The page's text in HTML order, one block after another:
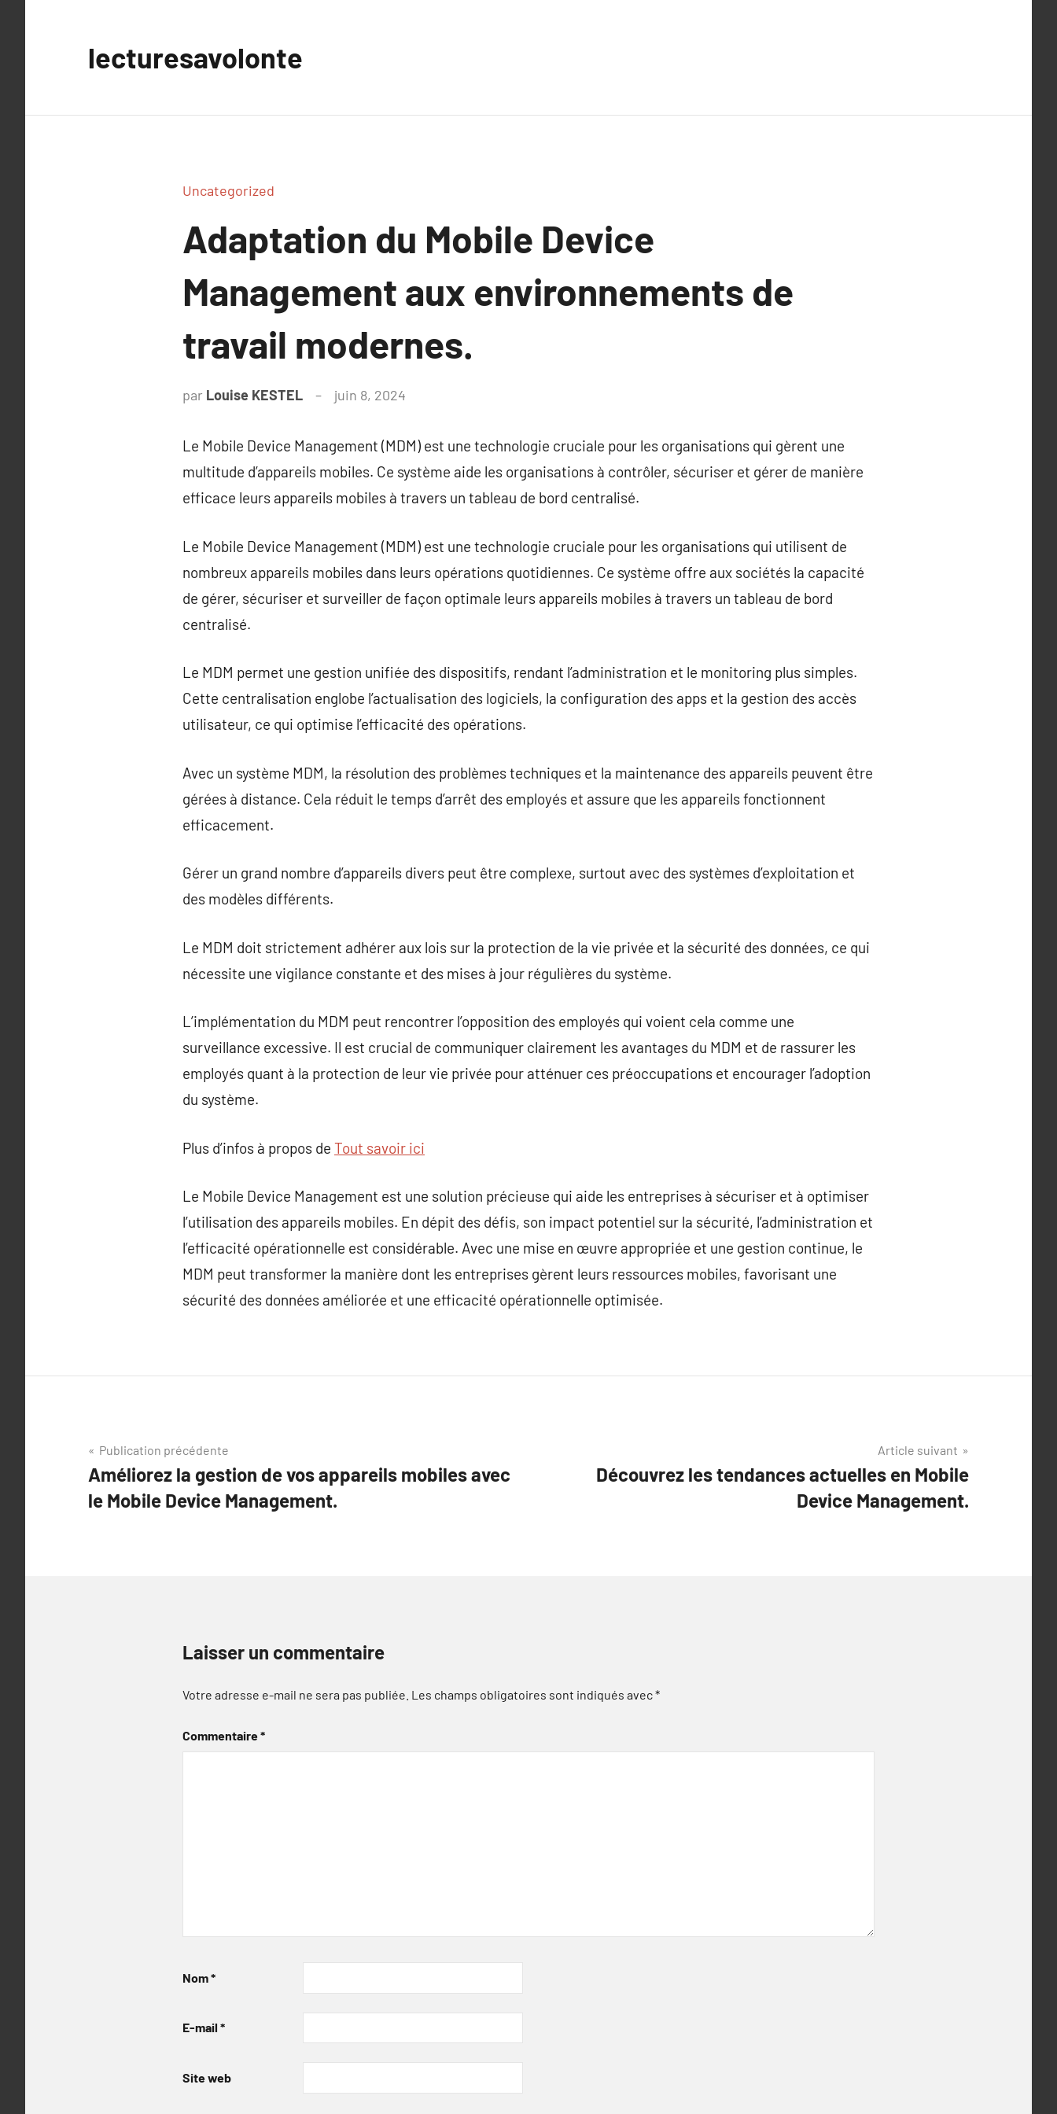
lecturesavolonte
Uncategorized
Adaptation du Mobile Device
Management aux environnements de
travail modernes.
par Louise KESTEL juin 8, 2024
Le Mobile Device Management (MDM) est une technologie cruciale pour les organisations qui gèrent une
multitude d’appareils mobiles. Ce système aide les organisations à contrôler, sécuriser et gérer de manière
efficace leurs appareils mobiles à travers un tableau de bord centralisé.
Le Mobile Device Management (MDM) est une technologie cruciale pour les organisations qui utilisent de
nombreux appareils mobiles dans leurs opérations quotidiennes. Ce système offre aux sociétés la capacité
de gérer, sécuriser et surveiller de façon optimale leurs appareils mobiles à travers un tableau de bord
centralisé.
Le MDM permet une gestion unifiée des dispositifs, rendant l’administration et le monitoring plus simples.
Cette centralisation englobe l’actualisation des logiciels, la configuration des apps et la gestion des accès
utilisateur, ce qui optimise l’efficacité des opérations.
Avec un système MDM, la résolution des problèmes techniques et la maintenance des appareils peuvent être
gérées à distance. Cela réduit le temps d’arrêt des employés et assure que les appareils fonctionnent
efficacement.
Gérer un grand nombre d’appareils divers peut être complexe, surtout avec des systèmes d’exploitation et
des modèles différents.
Le MDM doit strictement adhérer aux lois sur la protection de la vie privée et la sécurité des données, ce qui
nécessite une vigilance constante et des mises à jour régulières du système.
L’implémentation du MDM peut rencontrer l’opposition des employés qui voient cela comme une
surveillance excessive. Il est crucial de communiquer clairement les avantages du MDM et de rassurer les
employés quant à la protection de leur vie privée pour atténuer ces préoccupations et encourager l’adoption
du système.
Plus d’infos à propos de Tout savoir ici
Le Mobile Device Management est une solution précieuse qui aide les entreprises à sécuriser et à optimiser
l’utilisation des appareils mobiles. En dépit des défis, son impact potentiel sur la sécurité, l’administration et
l’efficacité opérationnelle est considérable. Avec une mise en œuvre appropriée et une gestion continue, le
MDM peut transformer la manière dont les entreprises gèrent leurs ressources mobiles, favorisant une
sécurité des données améliorée et une efficacité opérationnelle optimisée.
Navigation
de
l’article
Publication précédente
Améliorez la gestion de vos appareils mobiles avec
le Mobile Device Management.
Article suivant
Découvrez les tendances actuelles en Mobile
Device Management.
Laisser un commentaire
Votre adresse e-mail ne sera pas publiée. Les champs obligatoires sont indiqués avec*
Commentaire*
Nom*
E-mail *
Site web